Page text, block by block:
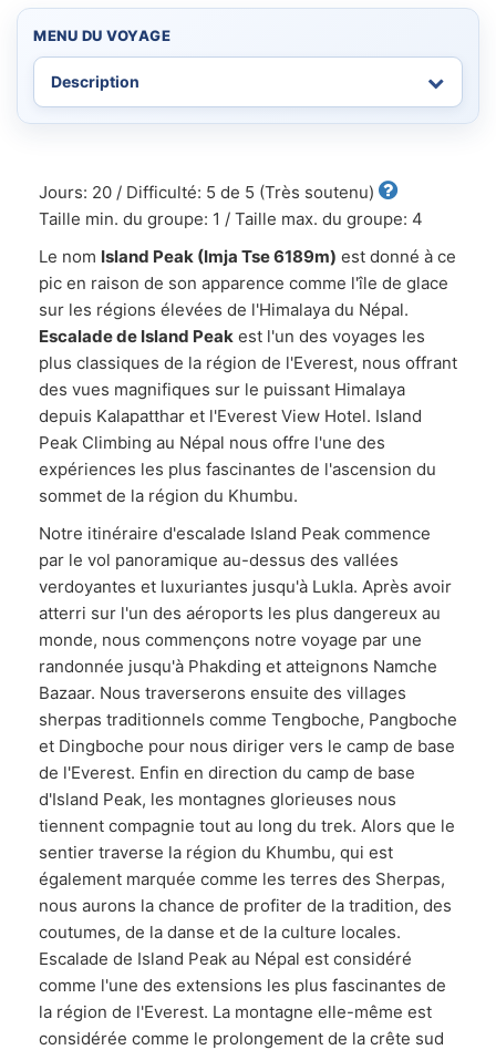
MENU DU VOYAGE
Jours: 20 / Difficulté: 5 de 5 (Très soutenu)
Taille min. du groupe: 1 / Taille max. du groupe: 4
Le nom Island Peak (Imja Tse 6189m) est donné à ce
pic en raison de son apparence comme l'île de glace
sur les régions élevées de l'Himalaya du Népal.
Escalade de Island Peak est l'un des voyages les
plus classiques de la région de l'Everest, nous offrant
des vues magnifiques sur le puissant Himalaya
depuis Kalapatthar et l'Everest View Hotel. Island
Peak Climbing au Népal nous offre l'une des
expériences les plus fascinantes de l'ascension du
sommet de la région du Khumbu.
Notre itinéraire d'escalade Island Peak commence
par le vol panoramique au-dessus des vallées
verdoyantes et luxuriantes jusqu'à Lukla. Après avoir
atterri sur l'un des aéroports les plus dangereux au
monde, nous commençons notre voyage par une
randonnée jusqu'à Phakding et atteignons Namche
Bazaar. Nous traverserons ensuite des villages
sherpas traditionnels comme Tengboche, Pangboche
et Dingboche pour nous diriger vers le camp de base
de l'Everest. Enfin en direction du camp de base
d'Island Peak, les montagnes glorieuses nous
tiennent compagnie tout au long du trek. Alors que le
sentier traverse la région du Khumbu, qui est
également marquée comme les terres des Sherpas,
nous aurons la chance de profiter de la tradition, des
coutumes, de la danse et de la culture locales.
Escalade de Island Peak au Népal est considéré
comme l'une des extensions les plus fascinantes de
la région de l'Everest. La montagne elle-même est
considérée comme le prolongement de la crête sud